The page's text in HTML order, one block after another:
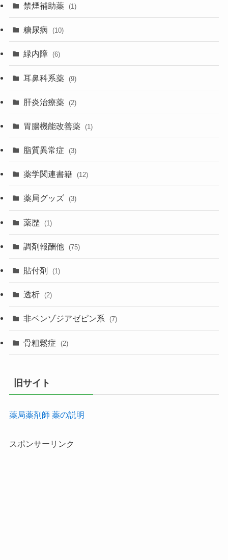
禁煙補助薬 (1)
糖尿病 (10)
緑内障 (6)
耳鼻科系薬 (9)
肝炎治療薬 (2)
胃腸機能改善薬 (1)
脂質異常症 (3)
薬学関連書籍 (12)
薬局グッズ (3)
薬歴 (1)
調剤報酬他 (75)
貼付剤 (1)
透析 (2)
非ベンゾジアゼピン系 (7)
骨粗鬆症 (2)
旧サイト
薬局薬剤師 薬の説明
スポンサーリンク